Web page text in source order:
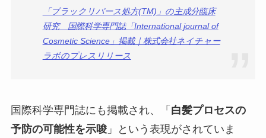
「ブラックリバース処方(TM)」の主成分臨床
研究 国際科学専門誌「International journal of
Cosmetic Science」掲載｜株式会社ネイチャー
ラボのプレスリリース
国際科学専門誌にも掲載され、「 白髪プロセスの
予防の可能性を示唆」という表現がされていま